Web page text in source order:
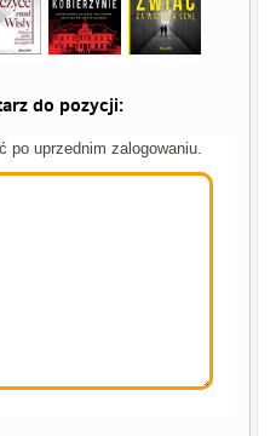
do pozycji:
po uprzednim zalogowaniu.